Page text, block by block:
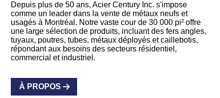
Depuis plus de 50 ans, Acier Century Inc. s'impose
comme un leader dans la vente de métaux neufs et
usagés à Montréal. Notre vaste cour de 30 000 pi² offre
une large sélection de produits, incluant des fers angles,
tuyaux, poutres, tubes, métaux déployés et caillebotis,
répondant aux besoins des secteurs résidentiel,
commercial et industriel.
À PROPOS